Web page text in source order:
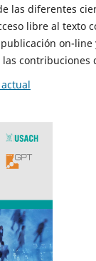
las diferentes
libre al texto
on-line
contribuciones